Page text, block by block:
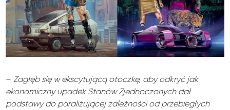
–Zagłęb się w ekscytującą otoczkę, aby odkryć jak
ekonomiczny upadek Stanów Zjednoczonych dał
podstawy do paraliżującej zależności od przebiegłych